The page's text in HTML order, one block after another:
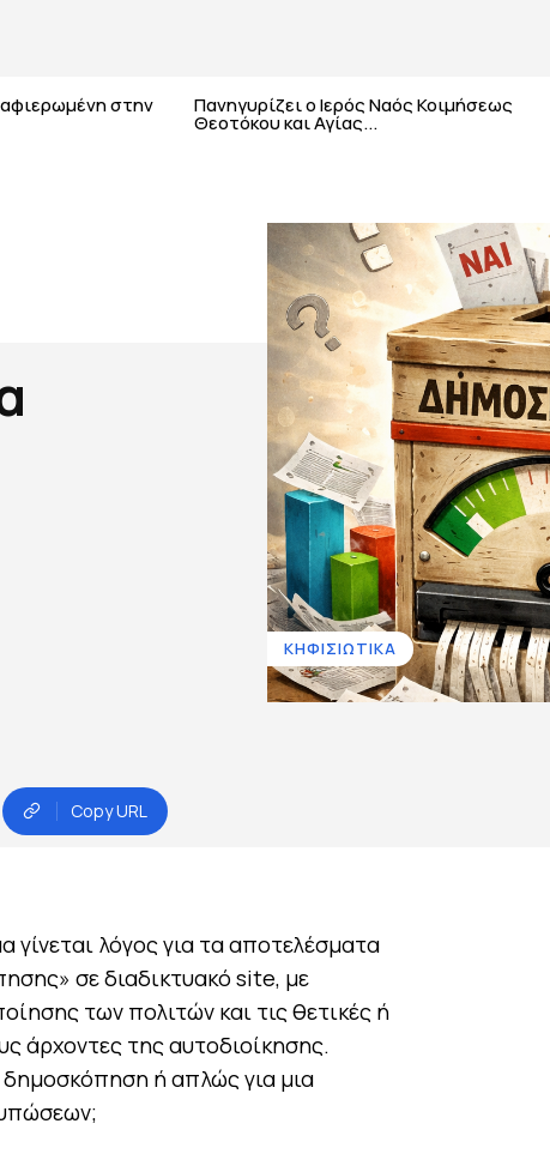
στην Πανηγυρίζει ο Ιερός Ναός Κοιμήσεως
Θεοτόκου και Αγίας...
ΚΗΦΙΣΙΩΤΙΚΑ
Copy URL
γίνεται λόγος για τα αποτελέσματα
σε διαδικτυακό site, με
των πολιτών και τις θετικές ή
άρχοντες της αυτοδιοίκησης.
ή απλώς για μια